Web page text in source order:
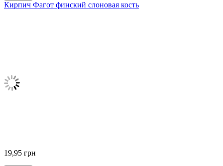
Кирпич Фагот финский слоновая кость
19,95 грн